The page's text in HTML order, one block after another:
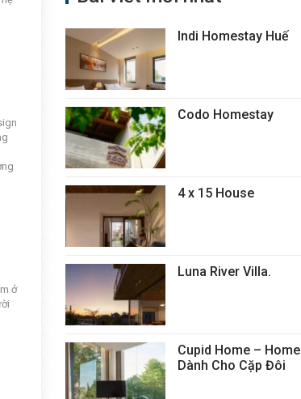
ở
Indi Homestay Huế
Codo Homestay
4 x 15 House
Luna River Villa.
Cupid Home – Home
Dành Cho Cặp Đôi